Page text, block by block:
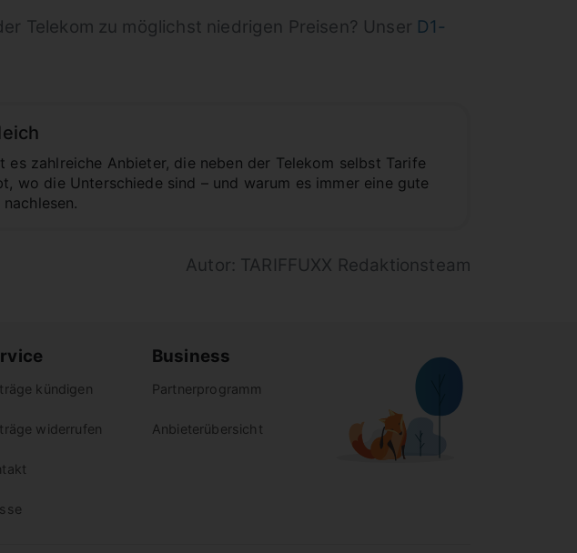
Telekom zu möglichst niedrigen Preisen? Unser D1-
zahlreiche Anbieter, die neben der Telekom selbst Tarife
wo die Unterschiede sind – und warum es immer eine gute
Autor: TARIFFUXX Redaktionsteam
kündigen
widerrufen
Business
Partnerprogramm
Anbieterübersicht